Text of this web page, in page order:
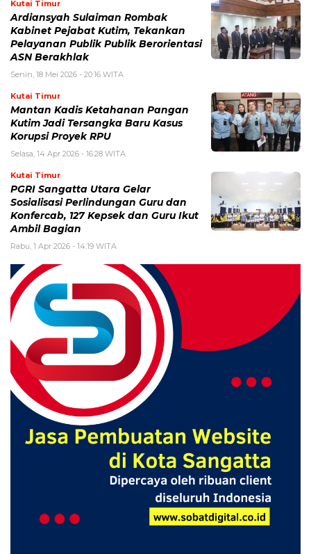
Kutai Timur
Ardiansyah Sulaiman Rombak
Kabinet Pejabat Kutim, Tekankan
Pelayanan Publik Publik Berorientasi
ASN Berakhlak
Senin, 18 Mei 2026 - 20:16 WITA
Kutai Timur
Mantan Kadis Ketahanan Pangan
Kutim Jadi Tersangka Baru Kasus
Korupsi Proyek RPU
Selasa, 14 Apr 2026 - 16:28 WITA
Kutai Timur
PGRI Sangatta Utara Gelar
Sosialisasi Perlindungan Guru dan
Konfercab, 127 Kepsek dan Guru Ikut
Ambil Bagian
Rabu, 1 Apr 2026 - 14:19 WITA